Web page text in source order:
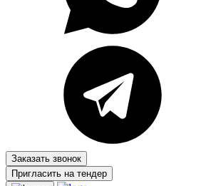
Заказать звонок
Пригласить на тендер